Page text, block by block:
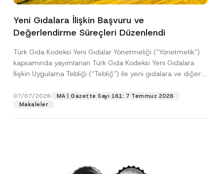
Yeni Gıdalara İlişkin Başvuru ve
Değerlendirme Süreçleri Düzenlendi
Türk Gıda Kodeksi Yeni Gıdalar Yönetmeliği (“Yönetmelik”)
kapsamında yayımlanan Türk Gıda Kodeksi Yeni Gıdalara
İlişkin Uygulama Tebliği (“Tebliğ”) ile yeni gıdalara ve diğer...
07/07/2026
MA | Gazette Sayı 161: 7 Temmuz 2026
Makaleler